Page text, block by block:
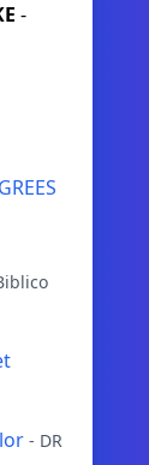
-
- DR